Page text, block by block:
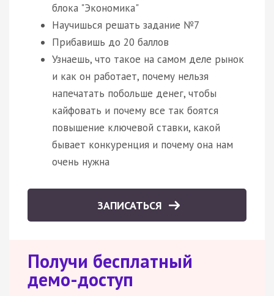
блока "Экономика"
Научишься решать задание №7
Прибавишь до 20 баллов
Узнаешь, что такое на самом деле рынок
и как он работает, почему нельзя
напечатать побольше денег, чтобы
кайфовать и почему все так боятся
повышение ключевой ставки, какой
бывает конкуренция и почему она нам
очень нужна
ЗАПИСАТЬСЯ
Получи бесплатный
демо-доступ